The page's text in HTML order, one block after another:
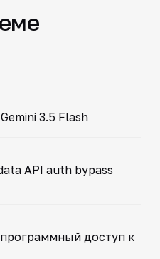
3.5 Flash
API auth bypass
доступ к